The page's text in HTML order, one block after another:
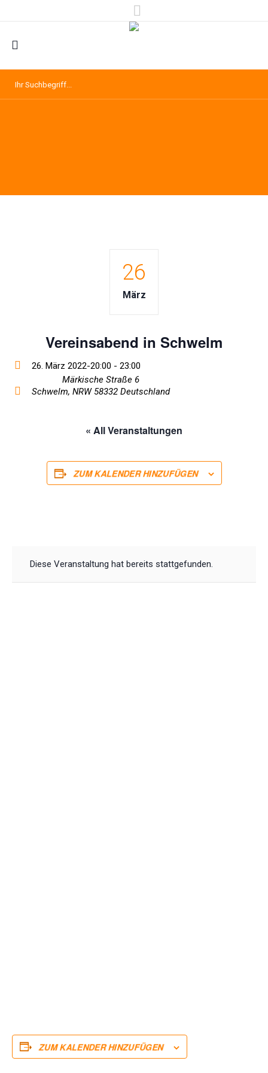
26
März
Vereinsabend in Schwelm
26. März 2022-20:00 - 23:00
Märkische Straße 6
Schwelm, NRW 58332 Deutschland
« All Veranstaltungen
ZUM KALENDER HINZUFÜGEN
Diese Veranstaltung hat bereits stattgefunden.
ZUM KALENDER HINZUFÜGEN